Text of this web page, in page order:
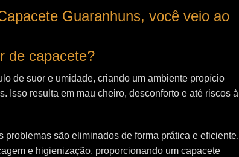
Guaranhuns, você veio ao
de capacete?
de suor e umidade, criando um ambiente propício
Isso resulta em mau cheiro, desconforto e até riscos à
problemas são eliminados de forma prática e eficiente.
e higienização, proporcionando um capacete